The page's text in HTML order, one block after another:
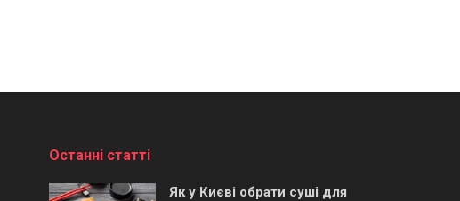
Останні статті
Як у Києві обрати суші для